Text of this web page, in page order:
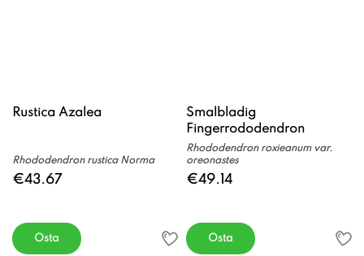
Rustica Azalea
Rhododendron rustica Norma
€43.67
Osta
Smalbladig
Fingerrododendron
Rhododendron roxieanum var.
oreonastes
€49.14
Osta